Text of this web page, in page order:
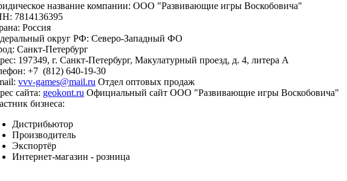
название компании: ООО "Развивающие игры Воскобовича"
7814136395
Россия
округ РФ: Северо-Западный ФО
Санкт-Петербург
197349, г. Санкт-Петербург, Макулатурный проезд, д. 4, литера А
+7 (812) 640-19-30
vvv-games@mail.ru Отдел оптовых продаж
сайта: geokont.ru Официальный сайт ООО "Развивающие игры Воскобовича"
бизнеса:
Дистрибьютор
Производитель
Экспортёр
Интернет-магазин - розница